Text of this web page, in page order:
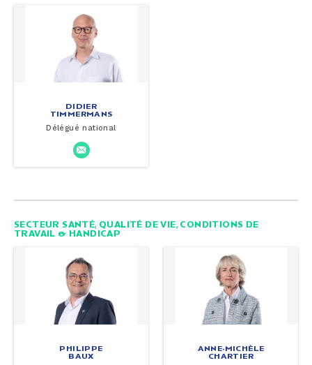
DIDIER
TIMMERMANS
Délégué national
SECTEUR SANTÉ, QUALITÉ DE VIE, CONDITIONS DE
TRAVAIL & HANDICAP
PHILIPPE
BAUX
ANNE-MICHÈLE
CHARTIER